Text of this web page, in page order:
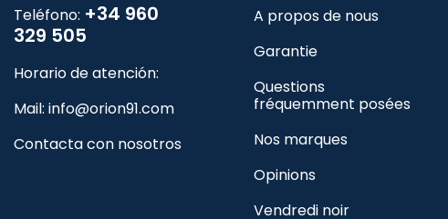
Teléfono: +34 960
329 505
Horario de atención:
Mail: info@orion91.com
Contacta con nosotros
A propos de nous
Garantie
Questions
fréquemment posées
Nos marques
Opinions
Vendredi noir